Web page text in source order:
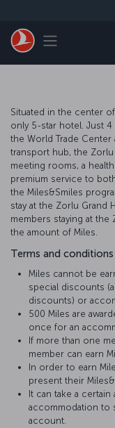
Toggle
Situated in the center
only 5-star hotel. Just
the World Trade
transport hub, the
meeting rooms, a
premium service to
the Miles&Smiles
stay at the Zorlu Grand
members staying at
the amount of Miles.
Terms and conditions
Miles cannot be
special discounts
discounts) or
500 Miles are
once for an
If more than one
member can earn
In order to earn
present their
It can take a
accommodation to
account.